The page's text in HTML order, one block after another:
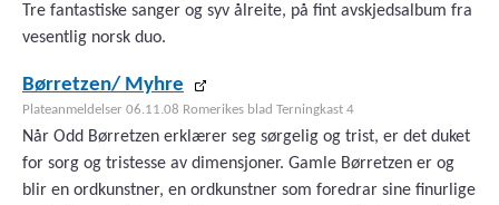
Tre fantastiske sanger og syv ålreite, på fint avskjedsalbum fra
vesentlig norsk duo.
Børretzen/ Myhre
Plateanmeldelser 06.11.08 Romerikes blad Terningkast 4
Når Odd Børretzen erklærer seg sørgelig og trist, er det duket
for sorg og tristesse av dimensjoner. Gamle Børretzen er og
blir en ordkunstner, en ordkunstner som foredrar sine finurlige